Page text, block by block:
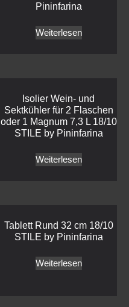
Pininfarina
Weiterlesen
Isolier Wein- und
Sektkühler für 2 Flaschen
oder 1 Magnum 7,3 L 18/10
STILE by Pininfarina
Weiterlesen
Tablett Rund 32 cm 18/10
STILE by Pininfarina
Weiterlesen